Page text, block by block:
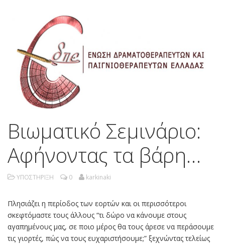
Βιωματικό Σεμινάριο:
Αφήνοντας τα βάρη…
ΥΠΟΣΤΗΡΙΞΗ 0 karkinaki
Πλησιάζει η περίοδος των εορτών και οι περισσότεροι
σκεφτόμαστε τους άλλους “τι δώρο να κάνουμε στους
αγαπημένους μας, σε ποιο μέρος θα τους άρεσε να περάσουμε
τις γιορτές, πώς να τους ευχαριστήσουμε;” ξεχνώντας τελείως